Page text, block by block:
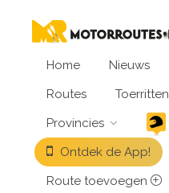
Home
Nieuws
Routes
Toerritten
Provincies
Ontdek de App!
Route toevoegen